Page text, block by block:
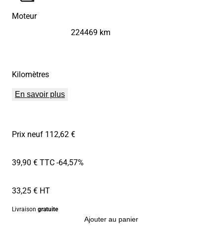
Moteur
Kilomètres
224469 km
En savoir plus
Prix neuf 112,62 €
39,90 € TTC-64,57%
33,25 € HT
Livraison gratuite
Ajouter au panier